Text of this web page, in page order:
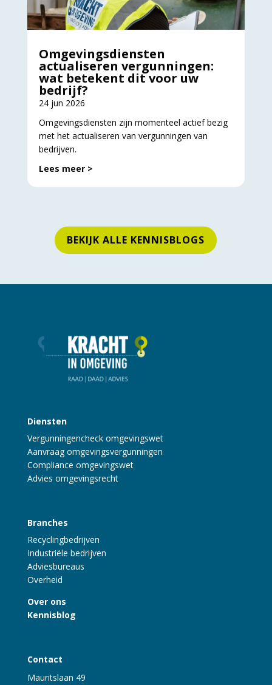
Omgevingsdiensten
actualiseren vergunningen:
wat betekent dit voor uw
bedrijf?
24 jun 2026
Omgevingsdiensten zijn momenteel actief bezig
met het actualiseren van vergunningen van
bedrijven.
Lees meer >
BEKIJK ALLE KENNISBLOGS
Diensten
Vergunningencheck omgevingswet
Aanvraag omgevingsvergunningen
Compliance omgevingswet
Advies omgevingsrecht
Branches
Recyclingbedrijven
Industriële bedrijven
Adviesbureaus
Overheid
Over ons
Kennisblog
Contact
Mauritslaan 49